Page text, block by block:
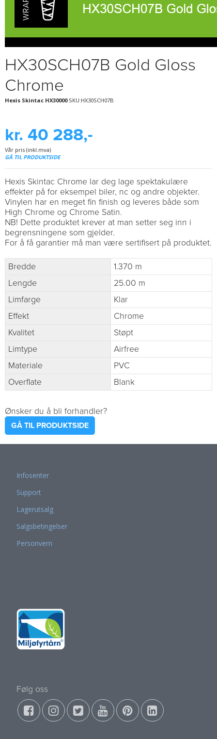
HX30SCH07B Gold Gloss
Chrome
Hexis Skintac HX30000SKU:HX30SCH07B
kr. 40 288,-
Vår pris (inkl.mva)
GÅ TIL PRODUKTSIDE
Hexis Skintac Chrome lar deg lage spektakulære
effekter på for eksempel biler, nc og andre objekter.
Vinylen har en meget fin finish og leveres både som
High Chrome og Chrome Satin.
NB! Dette produktet krever at man setter seg inn i
begrensningene som gjelder.
For å få garantier må man være sertifisert på produktet.
Bredde
1.370 m
Lengde
25.00 m
Limfarge
Klar
Effekt
Chrome
Kvalitet
Støpt
Limtype
Airfree
Materiale
PVC
Overflate
Blank
Ønsker du å bli forhandler?
GÅ TIL PRODUKTSIDE
Infosenter
Support
Lagerutsalg
Salgsbetingelser
Personvern
Følg oss